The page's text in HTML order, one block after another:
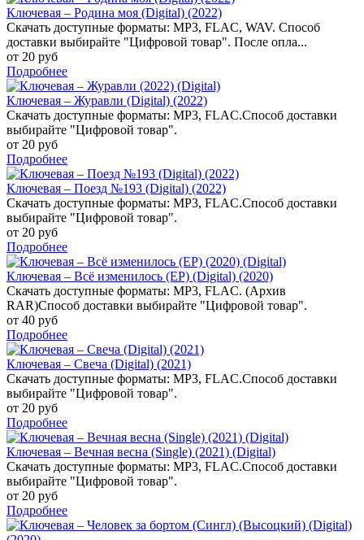
Ключевая – Родина моя (Digital) (2022)
Скачать доступные форматы: MP3, FLAC, WAV. Способ
доставки выбирайте "Цифровой товар". После опла...
от 20 руб
Подробнее
Ключевая – Журавли (Digital) (2022)
Скачать доступные форматы: MP3, FLAC.Способ доставки
выбирайте "Цифровой товар".
от 20 руб
Подробнее
Ключевая – Поезд №193 (Digital) (2022)
Скачать доступные форматы: MP3, FLAC.Способ доставки
выбирайте "Цифровой товар".
от 20 руб
Подробнее
Ключевая – Всё изменилось (EP) (Digital) (2020)
Скачать доступные форматы: MP3, FLAC. (Архив
RAR)Способ доставки выбирайте "Цифровой товар".
от 40 руб
Подробнее
Ключевая – Свеча (Digital) (2021)
Скачать доступные форматы: MP3, FLAC.Способ доставки
выбирайте "Цифровой товар".
от 20 руб
Подробнее
Ключевая – Вечная весна (Single) (2021) (Digital)
Скачать доступные форматы: MP3, FLAC.Способ доставки
выбирайте "Цифровой товар".
от 20 руб
Подробнее